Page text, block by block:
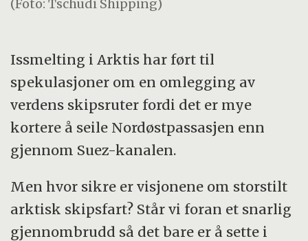
Nordøstpassasjen er på kort sikt den mest
aktuelle seilingsruten. Med større issmelting
vil det også kunne bli mulig å seile i
internasjonalt farvann rett over Polhavet.
(Foto: Tschudi Shipping)
Issmelting i Arktis har ført til
spekulasjoner om en omlegging av
verdens skipsruter fordi det er mye
kortere å seile Nordøstpassasjen enn
gjennom Suez-kanalen.
Men hvor sikre er visjonene om storstilt
arktisk skipsfart? Står vi foran et snarlig
gjennombrudd så det bare er å sette i